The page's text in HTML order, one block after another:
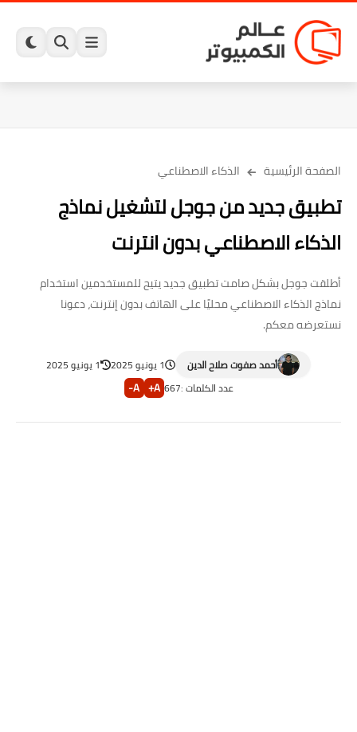
الصفحة الرئيسية الذكاء الاصطناعي
تطبيق جديد من جوجل لتشغيل نماذج
الذكاء الاصطناعي بدون انترنت
أطلقت جوجل بشكل صامت تطبيق جديد يتيح للمستخدمين استخدام
نماذج الذكاء الاصطناعي محليًا على الهاتف بدون إنترنت، دعونا
نستعرضه معكم.
أحمد صفوت صلاح الدين 1 يونيو 2025
1 يونيو 2025
عدد الكلمات :667
A+
A-